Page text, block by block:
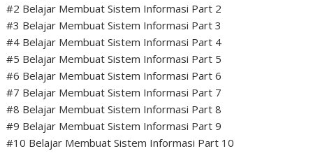
#2 Belajar Membuat Sistem Informasi Part 2
#3 Belajar Membuat Sistem Informasi Part 3
#4 Belajar Membuat Sistem Informasi Part 4
#5 Belajar Membuat Sistem Informasi Part 5
#6 Belajar Membuat Sistem Informasi Part 6
#7 Belajar Membuat Sistem Informasi Part 7
#8 Belajar Membuat Sistem Informasi Part 8
#9 Belajar Membuat Sistem Informasi Part 9
#10 Belajar Membuat Sistem Informasi Part 10